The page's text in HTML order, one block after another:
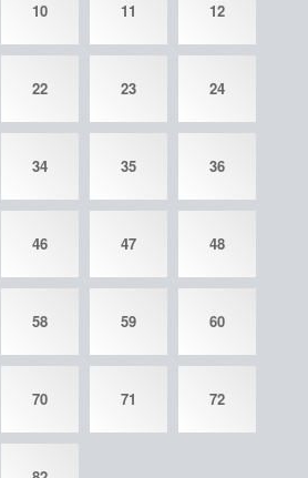
10 11 12
22 23 24
34 35 36
46 47 48
58 59 60
70 71 72